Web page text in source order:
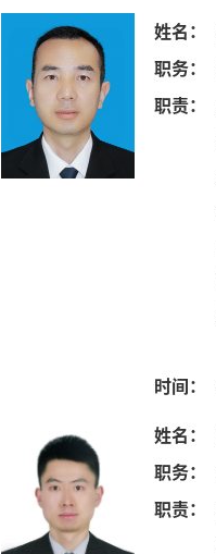
姓名：
职务：
职责：
时间：
姓名：
职务：
职责：